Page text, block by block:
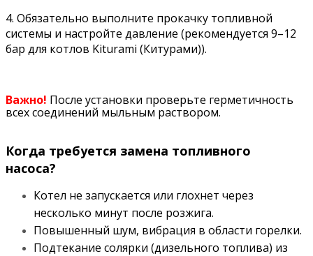
4. Обязательно выполните прокачку топливной
системы и настройте давление (рекомендуется 9–12
бар для котлов Kiturami (Китурами)).
Важно! После установки проверьте герметичность
всех соединений мыльным раствором.
Когда требуется замена топливного
насоса?
Котел не запускается или глохнет через
несколько минут после розжига.
Повышенный шум, вибрация в области горелки.
Подтекание солярки (дизельного топлива) из